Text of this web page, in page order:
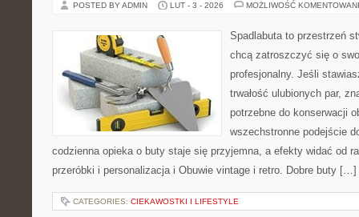
POSTED BY ADMIN LUT - 3 - 2026 MOŻLIWOŚĆ
Spadlabuta to przestrzeń
chcą zatroszczyć się o
profesjonalny. Jeśli
trwałość ulubionych par,
potrzebne do konserwacji
wszechstronne podejście
codzienna opieka o buty staje się przyjemna, a efekty widać od
przeróbki i personalizacja i Obuwie vintage i retro. Dobre buty […]
CATEGORIES: CIEKAWOSTKI I LIFESTYLE